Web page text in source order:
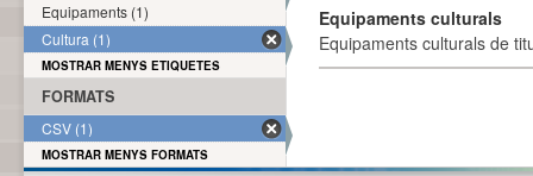
Equipaments culturals
Equipaments culturals de
Equipaments (1)
Cultura (1)
MOSTRAR MENYS ETIQUETES
FORMATS
CSV (1)
MOSTRAR MENYS FORMATS